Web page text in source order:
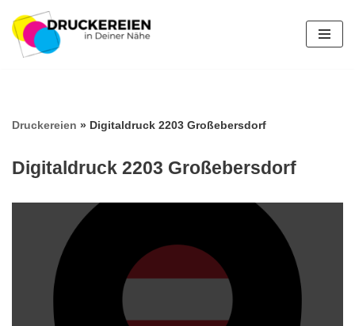
Zum
Inhalt
Druckereien » Digitaldruck 2203 Großebersdorf
Digitaldruck 2203 Großebersdorf